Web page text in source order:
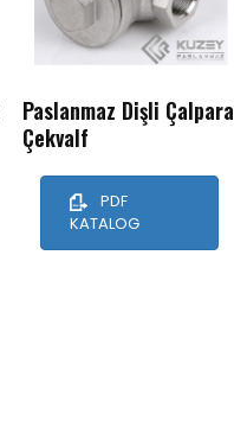
Paslanmaz Dişli Çalpara
Çekvalf
PDF
KATALOG